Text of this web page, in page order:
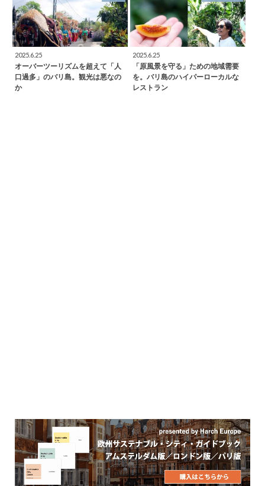
2025.6.25
オーバーツーリズムを超えて「人
口過多」のバリ島。観光は悪なの
か
2025.6.25
「原風景を守る」ための地域需要
を。バリ島のハイパーローカルな
レストラン